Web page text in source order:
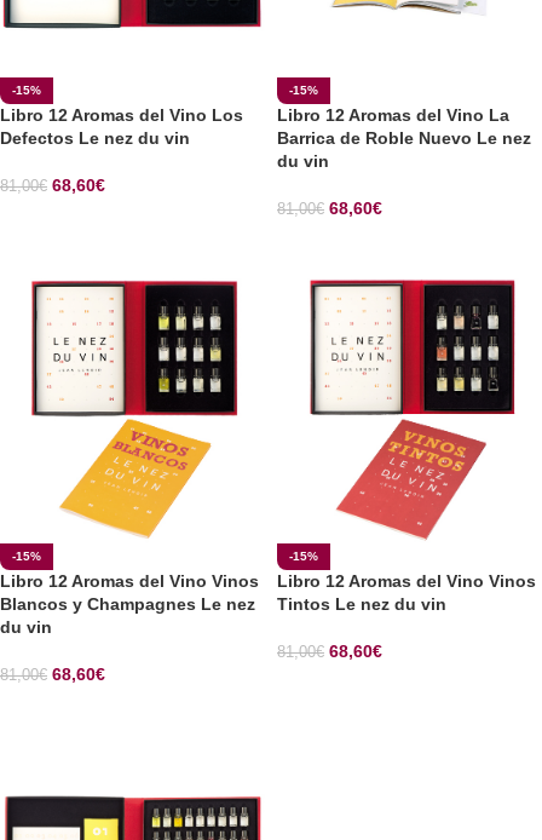
-15%
Libro 12 Aromas del Vino Los
Defectos Le nez du vin
81,00€ 68,60€
-15%
Libro 12 Aromas del Vino La
Barrica de Roble Nuevo Le nez
du vin
81,00€ 68,60€
-15%
Libro 12 Aromas del Vino Vinos
Blancos y Champagnes Le nez
du vin
81,00€ 68,60€
-15%
Libro 12 Aromas del Vino Vinos
Tintos Le nez du vin
81,00€ 68,60€